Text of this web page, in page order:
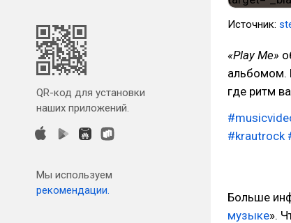
QR-код для установки
наших приложений.
Мы используем
рекомендации.
Источник:
«Play Me»
альбомом.
где ритм
#krautrock
Больше
музыке».